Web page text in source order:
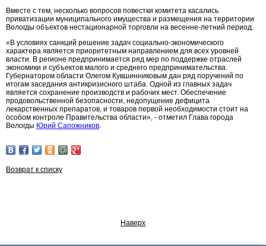
Вместе с тем, несколько вопросов повестки комитета касались
приватизации муниципального имущества и размещения на территории
Вологды объектов нестационарной торговли на весенне-летний период.
«В условиях санкций решение задач социально-экономического
характера является приоритетным направлением для всех уровней
власти. В регионе предпринимается ряд мер по поддержке отраслей
экономики и субъектов малого и среднего предпринимательства.
Губернатором области Олегом Кувшинниковым дан ряд поручений по
итогам заседания антикризисного штаба. Одной из главных задач
является сохранение производств и рабочих мест. Обеспечение
продовольственной безопасности, недопущение дефицита
лекарственных препаратов, и товаров первой необходимости стоит на
особом контроле Правительства области», - отметил Глава города
Вологды Юрий Сапожников.
Возврат к списку
Наверх